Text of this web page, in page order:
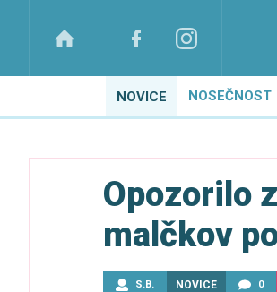
NOVICE NOSEČNOST
Opozorilo
malčkov
S.B. NOVICE 0